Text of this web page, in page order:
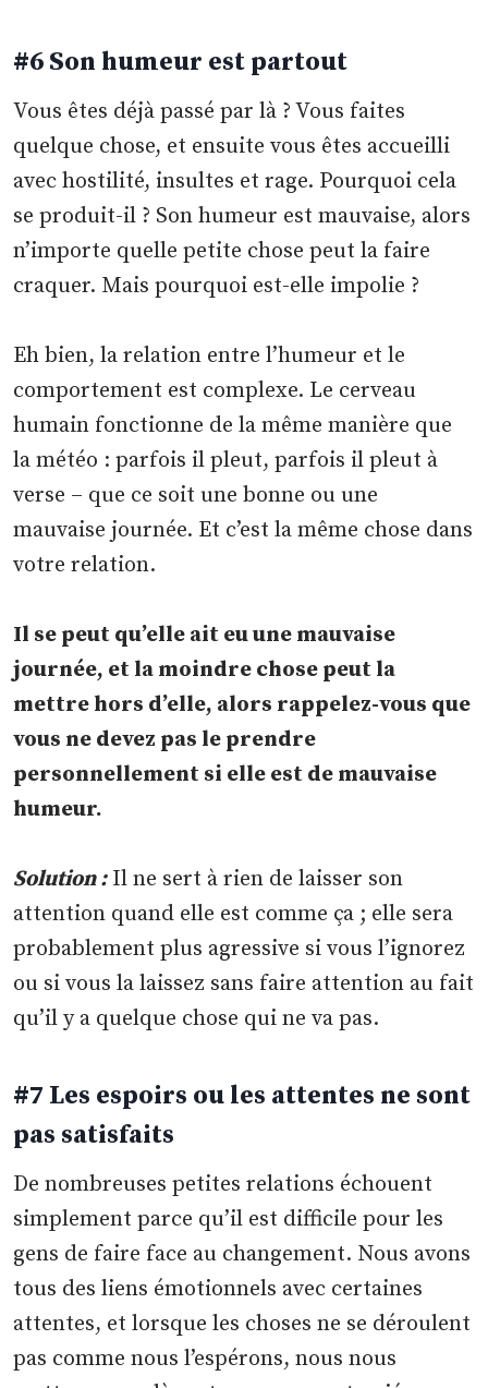
#6 Son humeur est partout
Vous êtes déjà passé par là ? Vous faites
quelque chose, et ensuite vous êtes accueilli
avec hostilité, insultes et rage. Pourquoi cela
se produit-il ? Son humeur est mauvaise, alors
n’importe quelle petite chose peut la faire
craquer. Mais pourquoi est-elle impolie ?
Eh bien, la relation entre l’humeur et le
comportement est complexe. Le cerveau
humain fonctionne de la même manière que
la météo : parfois il pleut, parfois il pleut à
verse – que ce soit une bonne ou une
mauvaise journée. Et c’est la même chose dans
votre relation.
Il se peut qu’elle ait eu une mauvaise
journée, et la moindre chose peut la
mettre hors d’elle, alors rappelez-vous que
vous ne devez pas le prendre
personnellement si elle est de mauvaise
humeur.
Solution :Il ne sert à rien de laisser son
attention quand elle est comme ça ; elle sera
probablement plus agressive si vous l’ignorez
ou si vous la laissez sans faire attention au fait
qu’il y a quelque chose qui ne va pas.
#7 Les espoirs ou les attentes ne sont
pas satisfaits
De nombreuses petites relations échouent
simplement parce qu’il est difficile pour les
gens de faire face au changement. Nous avons
tous des liens émotionnels avec certaines
attentes, et lorsque les choses ne se déroulent
pas comme nous l’espérons, nous nous